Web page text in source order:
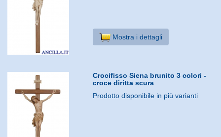
Mostra i dettagli
Crocifisso Siena brunito 3 colori -
croce diritta scura
Prodotto disponibile in più varianti